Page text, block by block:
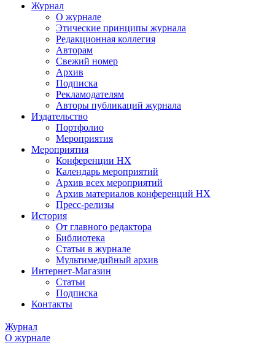
Журнал
О журнале
Этические принципы журнала
Редакционная коллегия
Авторам
Свежий номер
Архив
Подписка
Рекламодателям
Авторы публикаций журнала
Издательство
Портфолио
Мероприятия
Мероприятия
Конференции НХ
Календарь мероприятий
Архив всех мероприятий
Архив материалов конференций НХ
Пресс-релизы
История
От главного редактора
Библиотека
Статьи в журнале
Мультимедийный архив
Интернет-Магазин
Статьи
Подписка
Контакты
Журнал
О журнале